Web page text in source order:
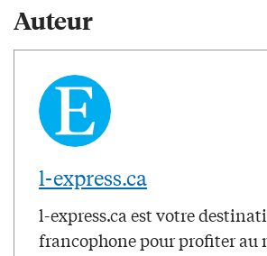
Auteur
l-express.ca
l-express.ca est votre
francophone pour profiter au